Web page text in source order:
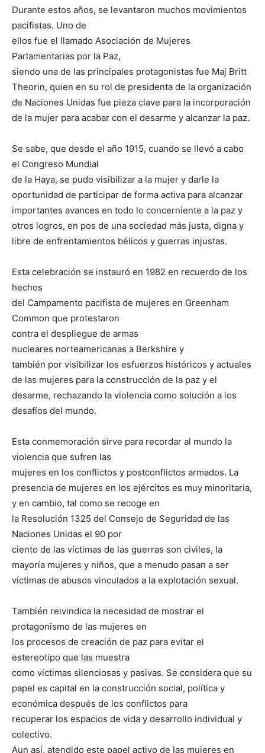
Durante estos años, se levantaron muchos movimientos
pacifistas. Uno de
ellos fue el llamado Asociación de Mujeres
Parlamentarias por la Paz,
siendo una de las principales protagonistas fue Maj Britt
Theorin, quien en su rol de presidenta de la organización
de Naciones Unidas fue pieza clave para la incorporación
de la mujer para acabar con el desarme y alcanzar la paz.
Se sabe, que desde el año 1915, cuando se llevó a cabo
el Congreso Mundial
de la Haya, se pudo visibilizar a la mujer y darle la
oportunidad de participar de forma activa para alcanzar
importantes avances en todo lo concerniente a la paz y
otros logros, en pos de una sociedad más justa, digna y
libre de enfrentamientos bélicos y guerras injustas.
Esta celebración se instauró en 1982 en recuerdo de los
hechos
del Campamento pacifista de mujeres en Greenham
Common que protestaron
contra el despliegue de armas
nucleares norteamericanas a Berkshire y
también por visibilizar los esfuerzos históricos y actuales
de las mujeres para la construcción de la paz y el
desarme, rechazando la violencia como solución a los
desafíos del mundo.
Esta conmemoración sirve para recordar al mundo la
violencia que sufren las
mujeres en los conflictos y postconflictos armados. La
presencia de mujeres en los ejércitos es muy minoritaria,
y en cambio, tal como se recoge en
la Resolución 1325 del Consejo de Seguridad de las
Naciones Unidas el 90 por
ciento de las víctimas de las guerras son civiles, la
mayoría mujeres y niños, que a menudo pasan a ser
víctimas de abusos vinculados a la explotación sexual.
También reivindica la necesidad de mostrar el
protagonismo de las mujeres en
los procesos de creación de paz para evitar el
estereotipo que las muestra
como víctimas silenciosas y pasivas. Se considera que su
papel es capital en la construcción social, política y
económica después de los conflictos para
recuperar los espacios de vida y desarrollo individual y
colectivo.
Aun así, atendido este papel activo de las mujeres en